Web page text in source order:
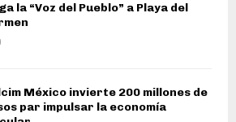
la “Voz del Pueblo” a Playa del
México invierte 200 millones de
par impulsar la economía